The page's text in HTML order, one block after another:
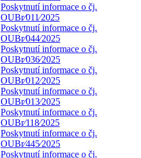
Poskytnutí informace o čj.
OUBr⁄011⁄2025
Poskytnutí informace o čj.
OUBr⁄044⁄2025
Poskytnutí informace o čj.
OUBr⁄036⁄2025
Poskytnutí informace o čj.
OUBr⁄012⁄2025
Poskytnutí informace o čj.
OUBr⁄013⁄2025
Poskytnutí informace o čj.
OUBr⁄118⁄2025
Poskytnutí informace o čj.
OUBr⁄445⁄2025
Poskytnutí informace o čj.